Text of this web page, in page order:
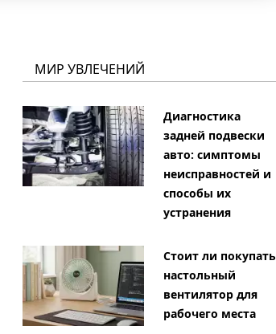
МИР УВЛЕЧЕНИЙ
Диагностика
задней подвески
авто: симптомы
неисправностей и
способы их
устранения
Стоит ли покупать
настольный
вентилятор для
рабочего места